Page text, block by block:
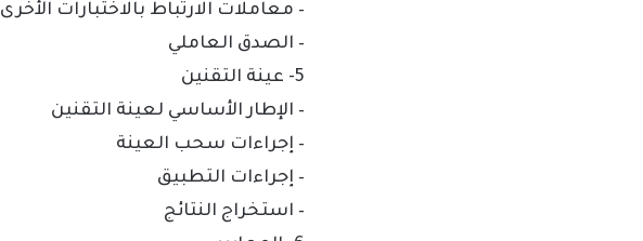
– معاملات الارتباط بالاختبارات الأخرى
– الصدق العاملي
5- عينة التقنين
– الإطار الأساسي لعينة التقنين
– إجراءات سحب العينة
– إجراءات التطبيق
– استخراج النتائج